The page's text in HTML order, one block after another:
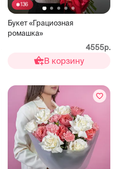
136
Букет «Грациозная
ромашка»
4555р.
В корзину